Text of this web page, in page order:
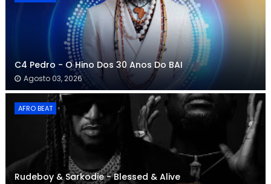
C4 Pedro - O Hino Dos 30 Anos Do BAI
Agosto 03, 2026
AFRO BEAT
Rudeboy & Sarkodie - Blessed & Alive